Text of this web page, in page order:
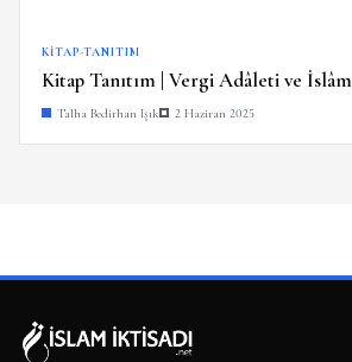
KITAP-TANITIM
Kitap Tanıtım | Vergi Adâleti ve İslâm
Talha Bedirhan Işık 2 Haziran 2025